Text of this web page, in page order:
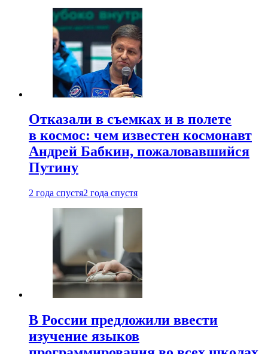
Отказали в съемках и в полете
в космос: чем известен космонавт
Андрей Бабкин, пожаловавшийся
Путину
2 года спустя2 года спустя
В России предложили ввести
изучение языков